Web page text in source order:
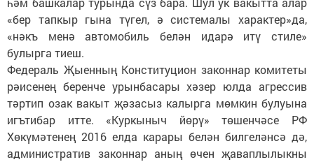
«бер тапкыр гына түгел, ә системалы характер»да,
«нәкъ менә автомобиль белән идарә итү стиле»
булырга тиеш.
Федераль Җыенның Конституцион законнар комитеты
рәисенең беренче урынбасары хәзер юлда агрессив
тәртип озак вакыт җәзасыз калырга мөмкин булуына
игътибар итте. «Куркыныч йөрү» төшенчәсе РФ
Хөкүмәтенең 2016 елда карары белән билгеләнсә дә,
административ законнар аның өчен җаваплылыкны